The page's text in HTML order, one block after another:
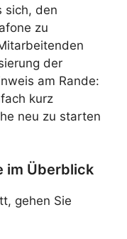
sich, den
zu
der
am Rande:
kurz
neu zu starten
im Überblick
gehen Sie